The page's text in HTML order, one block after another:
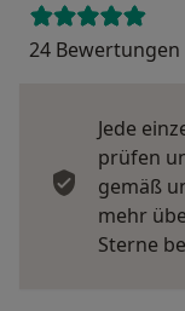
24 Bewertungen
Jede
prüfen
gemäß
mehr
Sterne